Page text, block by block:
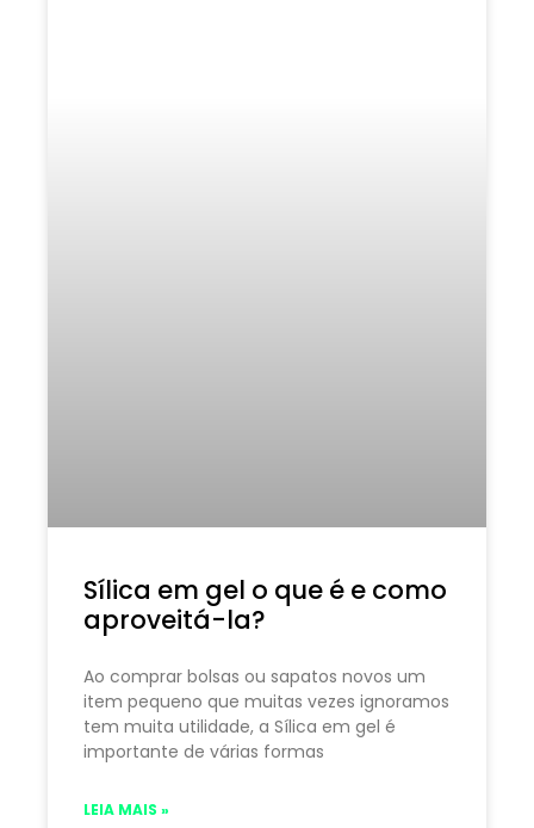
Sílica em gel o que é e como
aproveitá-la?
Ao comprar bolsas ou sapatos novos um
item pequeno que muitas vezes ignoramos
tem muita utilidade, a Sílica em gel é
importante de várias formas
LEIA MAIS »